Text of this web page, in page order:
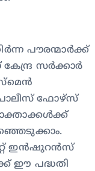
പൗരന്മാര്‍ക്ക്
സര്‍ക്കാര്‍
ഫോഴ്‌സ്
ഇന്‍ഷുറന്‍സ്
ഈ പദ്ധതി